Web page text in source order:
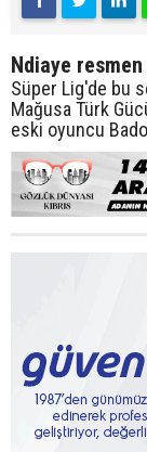
Ndiaye
Süper Lig'de bu
Mağusa Türk
eski oyuncu